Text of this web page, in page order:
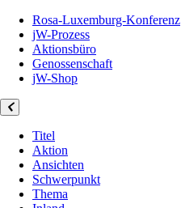
Rosa-Luxemburg-Konferenz
jW-Prozess
Aktionsbüro
Genossenschaft
jW-Shop
Titel
Aktion
Ansichten
Schwerpunkt
Thema